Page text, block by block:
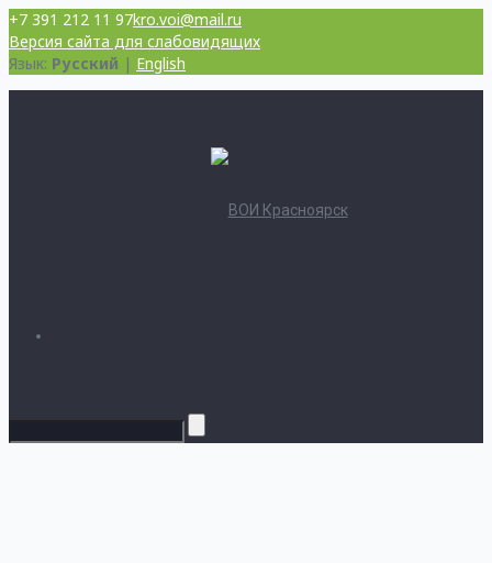
+7 391 212 11 97kro.voi@mail.ru
Версия сайта для слабовидящих
Язык: Русский | English